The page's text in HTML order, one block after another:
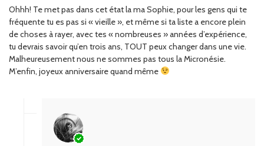
Ohhh! Te met pas dans cet état la ma Sophie, pour les gens qui te
fréquente tu es pas si « vieille », et même si ta liste a encore plein
de choses à rayer, avec tes « nombreuses » années d’expérience,
tu devrais savoir qu’en trois ans, TOUT peux changer dans une vie.
Malheureusement nous ne sommes pas tous la Micronésie.
M’enfin, joyeux anniversaire quand même